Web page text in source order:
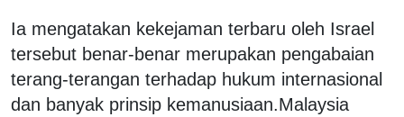
Ia mengatakan kekejaman terbaru oleh Israel
tersebut benar-benar merupakan pengabaian
terang-terangan terhadap hukum internasional
dan banyak prinsip kemanusiaan.Malaysia